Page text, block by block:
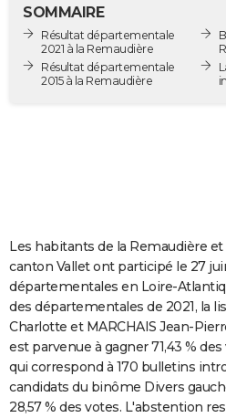
Destinations
City break
Voyage nature
Voyage de noces
Forum
Climat
GUIDES D'ACHAT
COPAINS D'AVANT
AVIS DE DÉCÈS
FORUM
Bricolage
Lifestyle
Culture
Sport
Auto
Television
Voyage
Cinema
SOMMAIRE
Résultat départementale
2021 à la Remaudière
Résultat départementale
2015 à la Remaudière
Les habitants de la Remaudière
canton Vallet ont participé le 27
départementales en Loire-
des départementales de 2021, la
Charlotte et MARCHAIS Jean-
est parvenue à gagner 71,43 %
qui correspond à 170 bulletins
candidats du binôme Divers
28,57 % des votes. L'abstention